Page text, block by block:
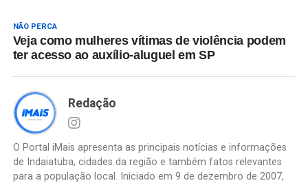
NÃO PERCA
Veja como mulheres vítimas de violência podem
ter acesso ao auxílio-aluguel em SP
Redação
O Portal iMais apresenta as principais notícias e informações
de Indaiatuba, cidades da região e também fatos relevantes
para a população local. Iniciado em 9 de dezembro de 2007,